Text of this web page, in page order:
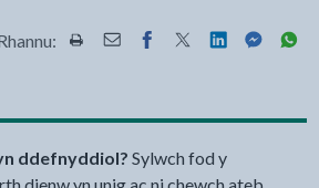
Rhannwch y dudalen hon wrth
Rhannwch y dudalen hon
Rhannwch y dudalen
Rhannwch y
Rhannwch y
ddefnyddiol? Sylwch fod y